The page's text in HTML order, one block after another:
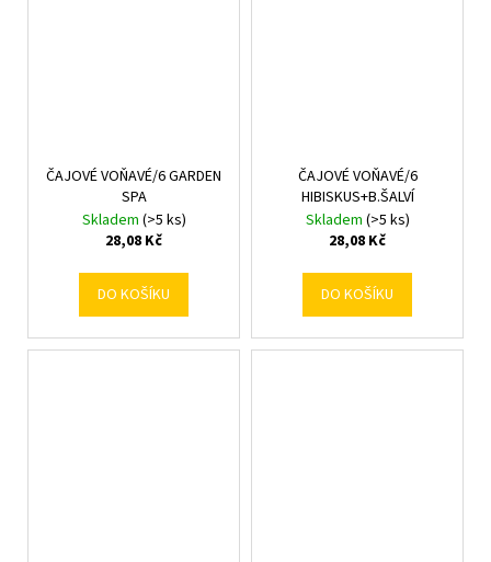
ČAJOVÉ VOŇAVÉ/6 GARDEN
SPA
Skladem (>5 ks)
28,08 Kč
DO KOŠÍKU
ČAJOVÉ VOŇAVÉ/6
HIBISKUS+B.ŠALVÍ
Skladem (>5 ks)
28,08 Kč
DO KOŠÍKU